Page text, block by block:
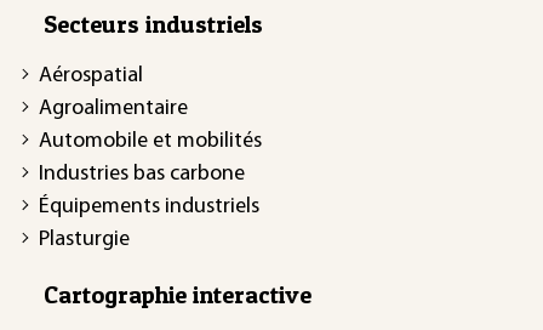
Secteurs industriels
Aérospatial
Agroalimentaire
Automobile et mobilités
Industries bas carbone
Équipements industriels
Plasturgie
Cartographie interactive